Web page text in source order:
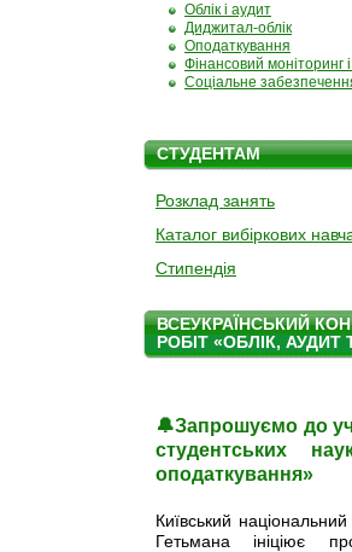
Облік і аудит
Диджитал-облік
Оподаткування
Фінансовий моніторинг
Соціальне
СТУДЕНТАМ
Розклад занять
Каталог вибіркових
Стипендія
ВСЕУКРАЇНСЬКИЙ
РОБІТ «ОБЛІК,
🔔Запрошуємо до
студентських
оподаткування»
Київський
Гетьмана ініціює